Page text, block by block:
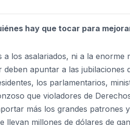
hay que tocar para
a los asalariados, ni a la enorme
deben apuntar a las jubilaciones
los parlamentarios,
que violadores de
más los grandes patrones
llevan millones de dólares de